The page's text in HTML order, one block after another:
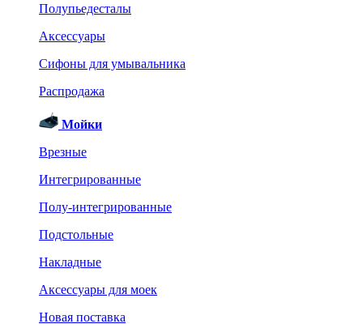
Полупьедесталы
Аксессуары
Сифоны для умывальника
Распродажа
Мойки
Врезные
Интегрированные
Полу-интегрированные
Подстольные
Накладные
Аксессуары для моек
Новая поставка